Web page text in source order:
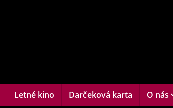
Letné kino Darčeková karta O nás